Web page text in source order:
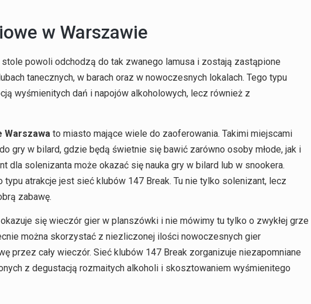
w Warszawie
powoli odchodzą do tak zwanego lamusa i zostają zastąpione
tanecznych, w barach oraz w nowoczesnych lokalach. Tego typu
wyśmienitych dań i napojów alkoholowych, lecz również z
Warszawa to miasto mające wiele do zaoferowania. Takimi miejscami
gry w bilard, gdzie będą świetnie się bawić zarówno osoby młode, jak i
dla solenizanta może okazać się nauka gry w bilard lub w snookera.
atrakcje jest sieć klubów 147 Break. Tu nie tylko solenizant, lecz
zabawę.
się wieczór gier w planszówki i nie mówimy tu tylko o zwykłej grze
można skorzystać z niezliczonej ilości nowoczesnych gier
przez cały wieczór. Sieć klubów 147 Break zorganizuje niezapomniane
z degustacją rozmaitych alkoholi i skosztowaniem wyśmienitego